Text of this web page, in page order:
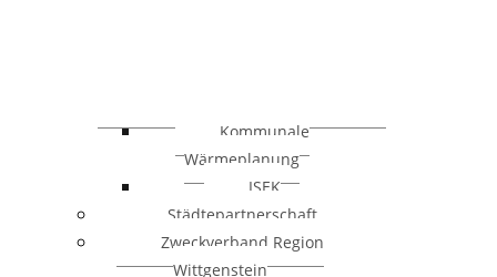
Kommunale
Wärmeplanung
ISEK
Städtepartnerschaft
Zweckverband Region
Wittgenstein